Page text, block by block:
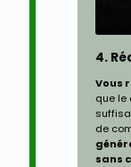
4.
Vous
que le
de
sans